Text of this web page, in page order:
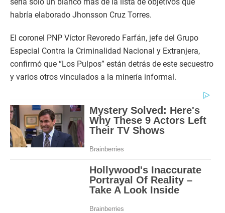
sería solo un blanco más de la lista de objetivos que
habría elaborado Jhonsson Cruz Torres.
El coronel PNP Víctor Revoredo Farfán, jefe del Grupo
Especial Contra la Criminalidad Nacional y Extranjera,
confirmó que “Los Pulpos” están detrás de este secuestro
y varios otros vinculados a la minería informal.